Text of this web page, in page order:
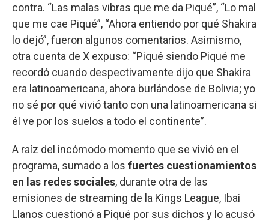
contra. “Las malas vibras que me da Piqué”, “Lo mal
que me cae Piqué”, “Ahora entiendo por qué Shakira
lo dejó”, fueron algunos comentarios. Asimismo,
otra cuenta de X expuso: “Piqué siendo Piqué me
recordó cuando despectivamente dijo que Shakira
era latinoamericana, ahora burlándose de Bolivia; yo
no sé por qué vivió tanto con una latinoamericana si
él ve por los suelos a todo el continente”.
A raíz del incómodo momento que se vivió en el
programa, sumado a los fuertes cuestionamientos
en las redes sociales, durante otra de las
emisiones de streaming de la Kings League, Ibai
Llanos cuestionó a Piqué por sus dichos y lo acusó